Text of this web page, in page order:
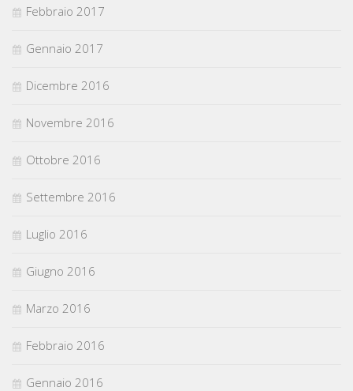
Febbraio 2017
Gennaio 2017
Dicembre 2016
Novembre 2016
Ottobre 2016
Settembre 2016
Luglio 2016
Giugno 2016
Marzo 2016
Febbraio 2016
Gennaio 2016